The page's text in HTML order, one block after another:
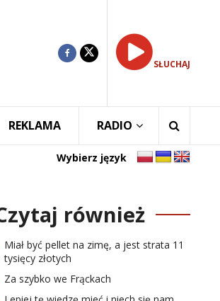
SŁUCHAJ
REKLAMA RADIO
Wybierz język
również
Miał być pellet na zimę, a jest strata 11
tysięcy złotych
Za szybko we Frąckach